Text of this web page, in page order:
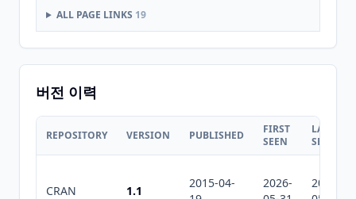
ALL PAGE LINKS 19
버전 이력
REPOSITORY VERSION PUBLISHED
FIRST
SEEN
LAST
SEEN
CRAN 1.1
2015-04-
2026-
2026-